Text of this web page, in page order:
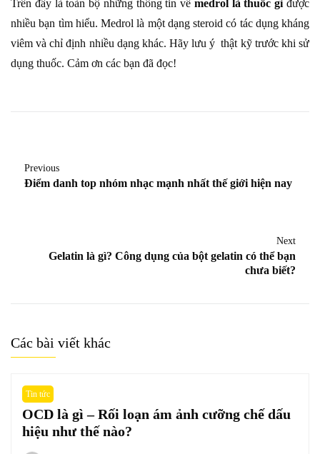
Trên đây là toàn bộ những thông tin về medrol là thuốc gì được
nhiều bạn tìm hiểu. Medrol là một dạng steroid có tác dụng kháng
viêm và chỉ định nhiều dạng khác. Hãy lưu ý thật kỹ trước khi sử
dụng thuốc. Cảm ơn các bạn đã đọc!
Previous
Điểm danh top nhóm nhạc mạnh nhất thế giới hiện nay
Next
Gelatin là gì? Công dụng của bột gelatin có thể bạn
chưa biết?
Các bài viết khác
Tin tức
OCD là gì – Rối loạn ám ảnh cưỡng chế dấu
hiệu như thế nào?